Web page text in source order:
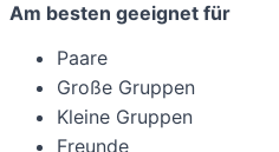
Am besten geeignet für
Paare
Große Gruppen
Kleine Gruppen
Freunde